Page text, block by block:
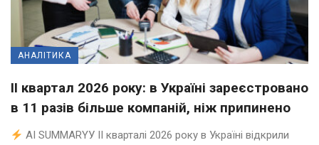
АНАЛІТИКА
II квартал 2026 року: в Україні зареєстровано
в 11 разів більше компаній, ніж припинено
AI SUMMARYУ ІІ кварталі 2026 року в Україні відкрили